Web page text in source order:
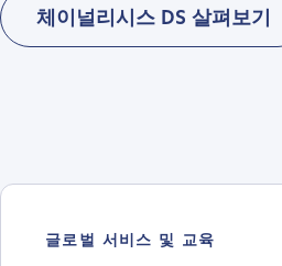
체이널리시스 DS 살펴보기
글로벌 서비스 및 교육